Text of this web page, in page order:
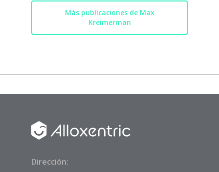
Más publicaciones de Max
Kreimerman
Dirección: